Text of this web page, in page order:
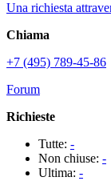
Una richiesta
Chiama
+7 (495) 789-45-86
Forum
Richieste
Tutte: -
Non chiuse: -
Ultima: -